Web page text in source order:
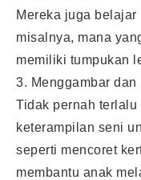
Mereka juga
misalnya, mana
memiliki tumpukan
3. Menggambar dan
Tidak pernah
keterampilan seni
seperti mencoret
membantu anak